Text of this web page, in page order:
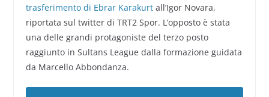
trasferimento di Ebrar Karakurtall’Igor Novara,
riportata sul twitter di TRT2 Spor. L’opposto è stata
una delle grandi protagoniste del terzo posto
raggiunto in Sultans League dalla formazione guidata
da Marcello Abbondanza.